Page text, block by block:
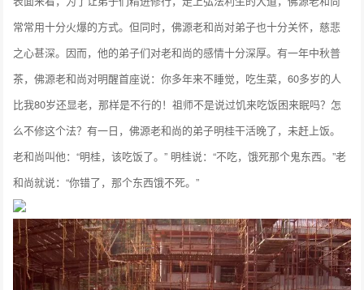
常常用十分火爆的方式。但同时，佛源老和尚对弟子也十分关怀，慈悲
之心甚深。因而，他的弟子们对老和尚的感情十分深厚。有一年中秋普
茶，佛源老和尚对明醒首座说：你多年来不睡觉，吃生菜，60多岁的人
比我80岁还显老，那样是不行的！祖师不是说过饥来吃饭困来眠吗？怎
么不修这个法？有一日，佛源老和尚的弟子明桂干活晚了，未赶上饭。
老和尚叫他：“明桂，该吃饭了。” 明桂说：“不吃，饿死那个鬼东西。”老
和尚就说：“你错了，那个东西饿不死。”